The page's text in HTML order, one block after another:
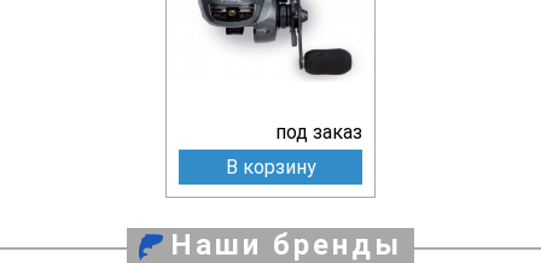
под заказ
В корзину
Наши бренды